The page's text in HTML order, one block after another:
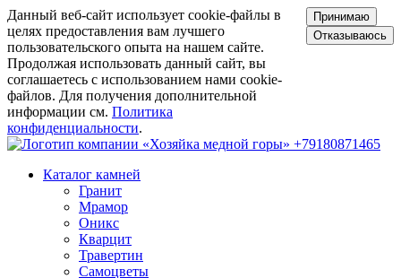
Данный веб-сайт использует cookie-файлы в
целях предоставления вам лучшего
пользовательского опыта на нашем сайте.
Продолжая использовать данный сайт, вы
соглашаетесь с использованием нами cookie-
файлов. Для получения дополнительной
информации см. Политика
конфиденциальности.
Принимаю
Отказываюсь
+79180871465
Каталог камней
Гранит
Мрамор
Оникс
Кварцит
Травертин
Самоцветы